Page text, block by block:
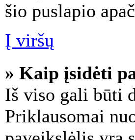
šio puslapio
Į viršų
» Kaip įsidėti
Iš viso gali būti
Priklausomai